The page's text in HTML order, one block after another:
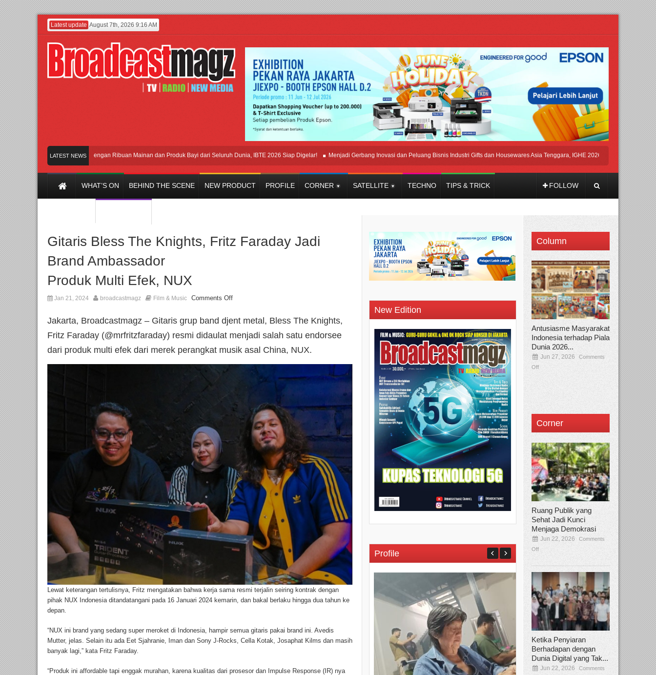
Latest update August 7th, 2026 9:16 AM
LATEST NEWS
Meramaikan Jakarta dengan Ribuan Mainan dan Produk Bayi dari Seluruh Dunia, IBTE 2026 Siap Digelar! Menjadi Gerbang Inovasi dan Peluang Bisnis Industri Gifts dan Housewares Asia Tenggara, IGHE 2026 Kembali Digelar di Jakarta
WHAT’S ON BEHIND THE SCENE NEW PRODUCT PROFILE CORNER SATELLITE TECHNO TIPS & TRICK FOLLOW
Gitaris Bless The Knights, Fritz Faraday Jadi
Brand Ambassador
Produk Multi Efek, NUX
Jan 21, 2024 broadcastmagz Film & Music Comments Off
Jakarta, Broadcastmagz – Gitaris grup band djent metal, Bless The Knights,
Fritz Faraday (@mrfritzfaraday) resmi didaulat menjadi salah satu endorsee
dari produk multi efek dari merek perangkat musik asal China, NUX.
Lewat keterangan tertulisnya, Fritz mengatakan bahwa kerja sama resmi terjalin seiring kontrak dengan
pihak NUX Indonesia ditandatangani pada 16 Januari 2024 kemarin, dan bakal berlaku hingga dua tahun ke
depan.
“NUX ini brand yang sedang super meroket di Indonesia, hampir semua gitaris pakai brand ini. Avedis
Mutter, jelas. Selain itu ada Eet Sjahranie, Iman dan Sony J-Rocks, Cella Kotak, Josaphat Kilms dan masih
banyak lagi,” kata Fritz Faraday.
“Produk ini affordable tapi enggak murahan, karena kualitas dari prosesor dan Impulse Response (IR) nya
New Edition
Profile
Column
Antusiasme Masyarakat
Indonesia terhadap Piala
Dunia 2026...
Jun 27, 2026
Comments
Off
Corner
Ruang Publik yang
Sehat Jadi Kunci
Menjaga Demokrasi
Jun 22, 2026
Comments
Off
Ketika Penyiaran
Berhadapan dengan
Dunia Digital yang Tak...
Jun 22, 2026
Comments